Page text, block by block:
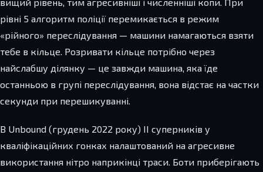
рівні 5 алгоритм поліції перемикається в режим
«рійного» переслідування — машини намагаються взяти
тебе в кільце. Розривати кільце потрібно через
найслабшу ділянку — це завжди машина, яка їде
останньою в групі переслідування, вона відстає на частки
секунди при перешикуванні.
В Unbound (грудень 2022 року) ІІ суперників у
кваліфікаційних гонках налаштований на агресивне
використання нітро наприкінці траси. Боти приберігають